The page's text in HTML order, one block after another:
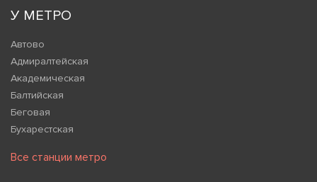
У МЕТРО
Автово
Адмиралтейская
Академическая
Балтийская
Беговая
Бухарестская
Все станции метро